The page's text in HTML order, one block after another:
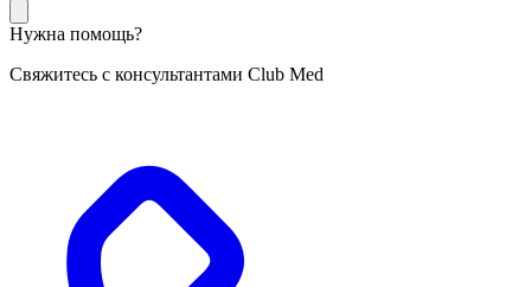
Нужна помощь?
Свяжитесь с консультантами Club Med